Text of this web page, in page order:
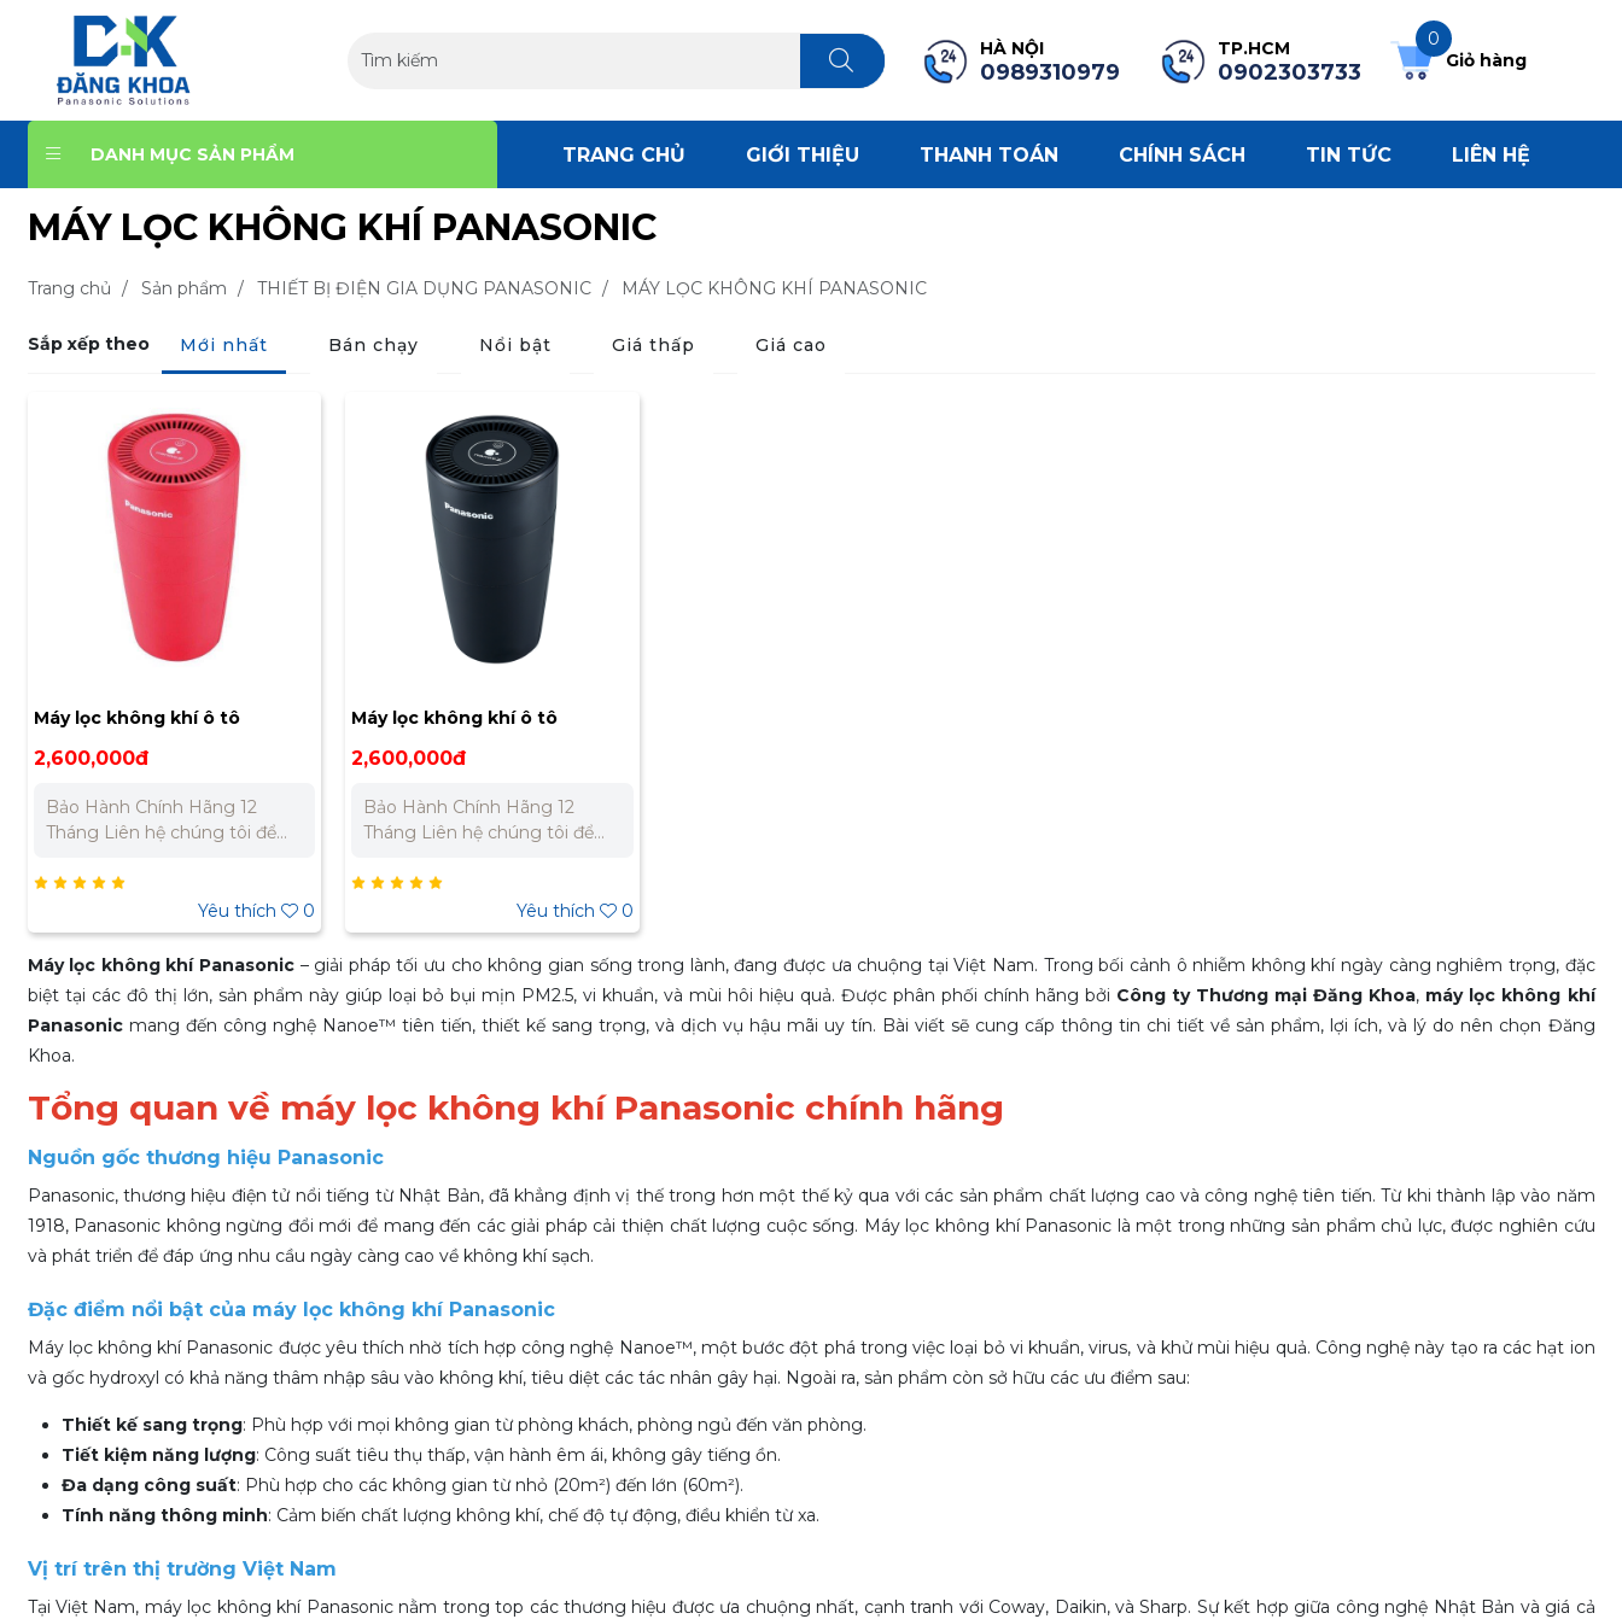
HÀ NỘI
0989310979
TP.HCM
0902303733
0
Giỏ hàng
DANH MỤC SẢN PHẨM TRANG CHỦ GIỚI THIỆU THANH TOÁN CHÍNH SÁCH TIN TỨC LIÊN HỆ
MÁY LỌC KHÔNG KHÍ PANASONIC
Trang chủ / Sản phẩm / THIẾT BỊ ĐIỆN GIA DỤNG PANASONIC / MÁY LỌC KHÔNG KHÍ PANASONIC
Sắp xếp theo Mới nhất Bán chạy Nổi bật Giá thấp Giá cao
Máy lọc không khí ô tô
Panasonic F-GPT01A-R
2,600,000đ
Bảo Hành Chính Hãng 12
Tháng Liên hệ chúng tôi để
án. Miền Bắc : 0989 310 979
0902 303 733 – 0945 332 980
Yêu thích 0
Máy lọc không khí ô tô
Panasonic F-GPT01A-K
2,600,000đ
Bảo Hành Chính Hãng 12
Tháng Liên hệ chúng tôi để
án. Miền Bắc : 0989 310 979
0902 303 733 – 0945 332 980
Yêu thích 0
Máy lọc không khí Panasonic– giải pháp tối ưu cho không gian sống trong lành, đang được ưa chuộng tại Việt Nam. Trong bối cảnh ô nhiễm không khí ngày càng nghiêm trọng, đặc
biệt tại các đô thị lớn, sản phẩm này giúp loại bỏ bụi mịn PM2.5, vi khuẩn, và mùi hôi hiệu quả. Được phân phối chính hãng bởi Công ty Thương mại Đăng Khoa, máy lọc không khí
Panasonicmang đến công nghệ Nanoe™ tiên tiến, thiết kế sang trọng, và dịch vụ hậu mãi uy tín. Bài viết sẽ cung cấp thông tin chi tiết về sản phẩm, lợi ích, và lý do nên chọn Đăng
Khoa.
Tổng quan về máy lọc không khí Panasonic chính hãng
Nguồn gốc thương hiệu Panasonic
Panasonic, thương hiệu điện tử nổi tiếng từ Nhật Bản, đã khẳng định vị thế trong hơn một thế kỷ qua với các sản phẩm chất lượng cao và công nghệ tiên tiến. Từ khi thành lập vào năm
1918, Panasonic không ngừng đổi mới để mang đến các giải pháp cải thiện chất lượng cuộc sống. Máy lọc không khí Panasonic là một trong những sản phẩm chủ lực, được nghiên cứu
và phát triển để đáp ứng nhu cầu ngày càng cao về không khí sạch.
Đặc điểm nổi bật của máy lọc không khí Panasonic
Máy lọc không khí Panasonic được yêu thích nhờ tích hợp công nghệ Nanoe™, một bước đột phá trong việc loại bỏ vi khuẩn, virus, và khử mùi hiệu quả. Công nghệ này tạo ra các hạt ion
và gốc hydroxyl có khả năng thâm nhập sâu vào không khí, tiêu diệt các tác nhân gây hại. Ngoài ra, sản phẩm còn sở hữu các ưu điểm sau:
Thiết kế sang trọng: Phù hợp với mọi không gian từ phòng khách, phòng ngủ đến văn phòng.
Tiết kiệm năng lượng: Công suất tiêu thụ thấp, vận hành êm ái, không gây tiếng ồn.
Đa dạng công suất: Phù hợp cho các không gian từ nhỏ (20m²) đến lớn (60m²).
Tính năng thông minh: Cảm biến chất lượng không khí, chế độ tự động, điều khiển từ xa.
Vị trí trên thị trường Việt Nam
Tại Việt Nam, máy lọc không khí Panasonic nằm trong top các thương hiệu được ưa chuộng nhất, cạnh tranh với Coway, Daikin, và Sharp. Sự kết hợp giữa công nghệ Nhật Bản và giá cả